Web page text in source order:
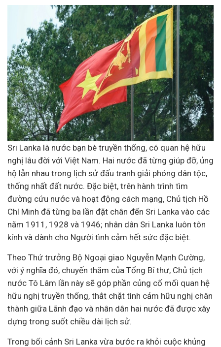
Sri Lanka là nước bạn bè truyền thống, có quan hệ hữu
nghị lâu đời với Việt Nam. Hai nước đã từng giúp đỡ, ủng
hộ lẫn nhau trong lịch sử đấu tranh giải phóng dân tộc,
thống nhất đất nước. Đặc biệt, trên hành trình tìm
đường cứu nước và hoạt động cách mạng, Chủ tịch Hồ
Chí Minh đã từng ba lần đặt chân đến Sri Lanka vào các
năm 1911, 1928 và 1946; nhân dân Sri Lanka luôn tôn
kính và dành cho Người tình cảm hết sức đặc biệt.
Theo Thứ trưởng Bộ Ngoại giao Nguyễn Mạnh Cường,
với ý nghĩa đó, chuyến thăm của Tổng Bí thư, Chủ tịch
nước Tô Lâm lần này sẽ góp phần củng cố mối quan hệ
hữu nghị truyền thống, thắt chặt tình cảm hữu nghị chân
thành giữa Lãnh đạo và nhân dân hai nước đã được xây
dựng trong suốt chiều dài lịch sử.
Trong bối cảnh Sri Lanka vừa bước ra khỏi cuộc khủng